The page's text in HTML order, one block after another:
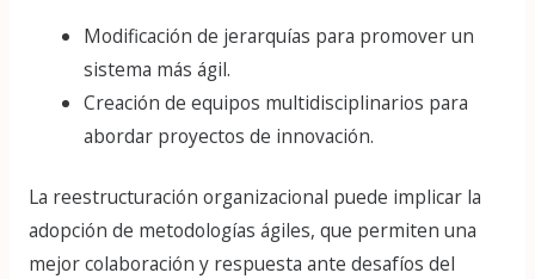
Modificación de jerarquías para promover un
sistema más ágil.
Creación de equipos multidisciplinarios para
abordar proyectos de innovación.
La reestructuración organizacional puede implicar la
adopción de metodologías ágiles, que permiten una
mejor colaboración y respuesta ante desafíos del